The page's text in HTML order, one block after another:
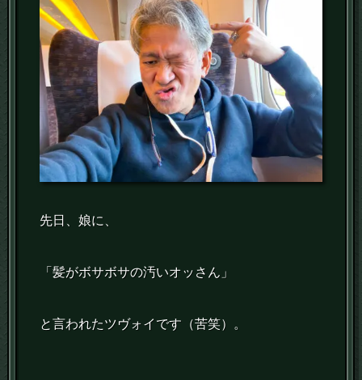
先日、娘に、
「髪がボサボサの汚いオッさん」
と言われたツヴォイです（苦笑）。